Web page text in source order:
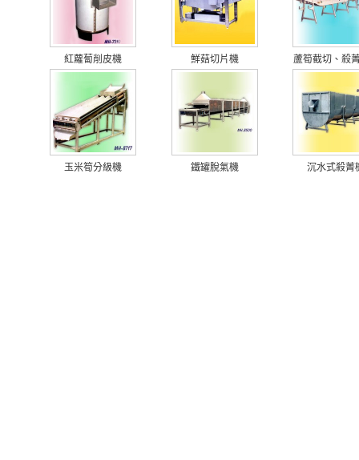
紅蘿蔔削皮機 鮮菇切片機 蘆筍截切、殺
玉米筍分級機 鐵罐脫氣機 沉水式殺菁